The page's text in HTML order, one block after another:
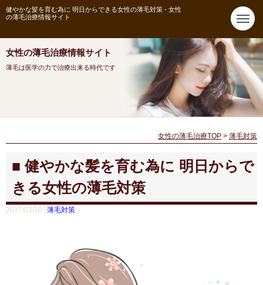
健やかな髪を育む為に 明日からできる女性の薄毛対策 - 女性
の薄毛治療情報サイト
女性の薄毛治療情報サイト
薄毛は医学の力で治療出来る時代です
女性の薄毛治療TOP > 薄毛対策
健やかな髪を育む為に 明日からで
きる女性の薄毛対策
2017/03/10│ 薄毛対策